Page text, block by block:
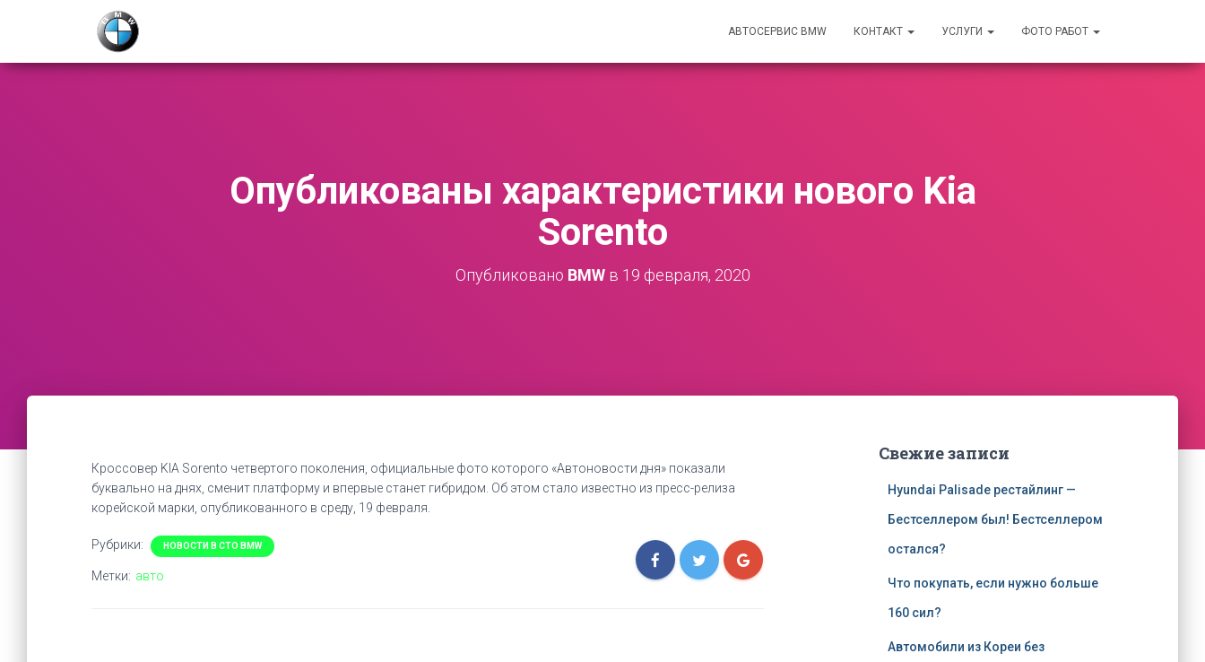
АВТОСЕРВИС BMW КОНТАКТ УСЛУГИ ФОТО РАБОТ
Опубликованы характеристики нового Kia
Sorento
Опубликовано BMWв 19 февраля, 2020
Кроссовер KIA Sorento четвертого поколения, официальные фото которого «Автоновости дня» показали
буквально на днях, сменит платформу и впервые станет гибридом. Об этом стало известно из пресс-релиза
корейской марки, опубликованного в среду, 19 февраля.
Рубрики: НОВОСТИ В СТО BMW
Метки: авто
Свежие записи
Hyundai Palisade рестайлинг —
Бестселлером был! Бестселлером
остался?
Что покупать, если нужно больше
160 сил?
Автомобили из Кореи без